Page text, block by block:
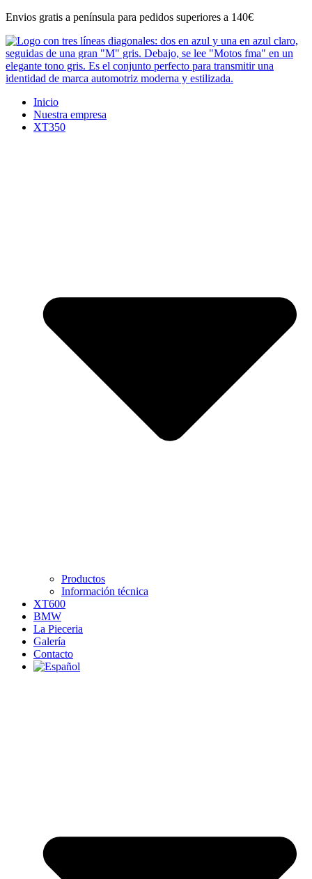
Ir
contenido
Envios gratis a península para pedidos superiores a 140€
Inicio
Nuestra empresa
XT350
Productos
Información técnica
XT600
BMW
La Pieceria
Galería
Contacto